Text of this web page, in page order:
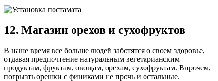
12. Магазин орехов и сухофруктов
В наше время все больше людей заботятся о своем здоровье,
отдавая предпочтение натуральным вегетарианским
продуктам, фруктам, овощам, орехам, сухофруктам. Впрочем,
погрызть орешки с финиками не прочь и остальные.